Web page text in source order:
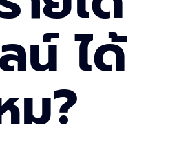
น์ ได้
ม?